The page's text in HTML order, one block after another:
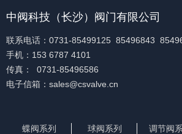
中阀科技（长沙）阀门有限公司
联系电话：0731-85499125 85496843
手机：153 6787 4101
传真： 0731-85496586
电子信箱：sales@csvalve.cn
蝶阀系列 球阀系列 调节阀